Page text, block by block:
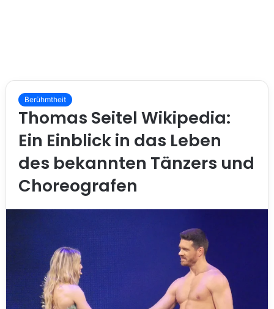
Berühmtheit
Thomas Seitel Wikipedia:
Ein Einblick in das Leben
des bekannten Tänzers und
Choreografen